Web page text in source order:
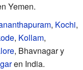
Yemen.
, Kochi,
, Kollam,
, Bhavnagar y
en India.